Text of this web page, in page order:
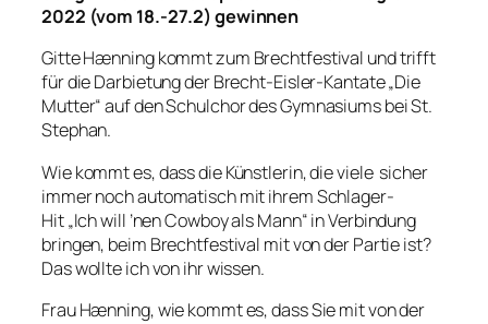
2022 (vom 18.-27.2) gewinnen
Gitte Hænning kommt zum Brechtfestival und trifft
für die Darbietung der Brecht-Eisler-Kantate „Die
Mutter“ auf den Schulchor des Gymnasiums bei St.
Stephan.
Wie kommt es, dass die Künstlerin, die viele sicher
immer noch automatisch mit ihrem Schlager-
Hit „Ich will ’nen Cowboy als Mann“ in Verbindung
bringen, beim Brechtfestival mit von der Partie ist?
Das wollte ich von ihr wissen.
Frau Hænning, wie kommt es, dass Sie mit von der